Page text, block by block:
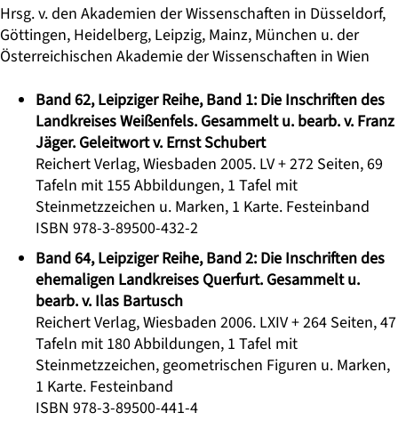
Hrsg. v. den Akademien der Wissenschaften in Düsseldorf,
Göttingen, Heidelberg, Leipzig, Mainz, München u. der
Österreichischen Akademie der Wissenschaften in Wien
Band 62, Leipziger Reihe, Band 1: Die Inschriften des
Landkreises Weißenfels. Gesammelt u. bearb. v. Franz
Jäger. Geleitwort v. Ernst Schubert
Reichert Verlag, Wiesbaden 2005. LV + 272 Seiten, 69
Tafeln mit 155 Abbildungen, 1 Tafel mit
Steinmetzzeichen u. Marken, 1 Karte. Festeinband
ISBN 978-3-89500-432-2
Band 64, Leipziger Reihe, Band 2: Die Inschriften des
ehemaligen Landkreises Querfurt. Gesammelt u.
bearb. v. Ilas Bartusch
Reichert Verlag, Wiesbaden 2006. LXIV + 264 Seiten, 47
Tafeln mit 180 Abbildungen, 1 Tafel mit
Steinmetzzeichen, geometrischen Figuren u. Marken,
1 Karte. Festeinband
ISBN 978-3-89500-441-4